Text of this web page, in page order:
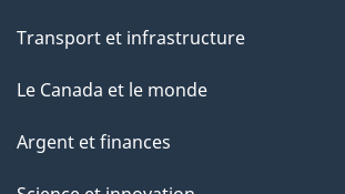
Transport et infrastructure
Le Canada et le monde
Argent et finances